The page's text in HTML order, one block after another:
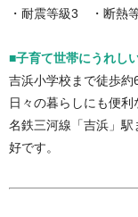
・耐震等級3 ・断熱
■子育て世帯にうれし
吉浜小学校まで徒歩約
日々の暮らしにも便利
名鉄三河線「吉浜」
好です。